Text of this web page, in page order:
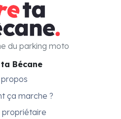
Bécane
ça marche ?
propriétaire
du parking moto